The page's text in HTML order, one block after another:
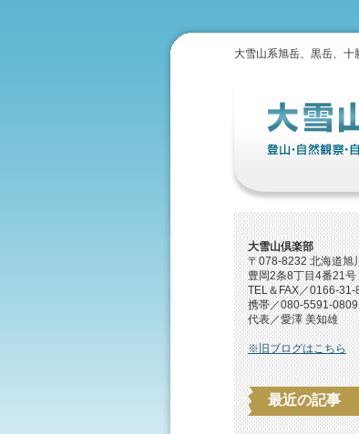
大雪山系旭岳、黒岳、
大雪山倶楽部
〒078-8232 北海道旭
豊岡2条8丁目4番21号
TEL＆FAX／0166-31-
携帯／080-5591-0809
代表／愛澤 美知雄
※旧ブログはこちら
最近の記事